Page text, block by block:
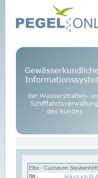
Elbe - Cuxhaven Steubenhöft